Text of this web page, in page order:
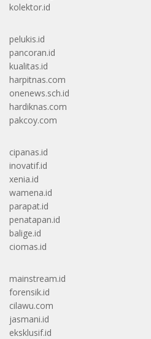
kolektor.id
pelukis.id
pancoran.id
kualitas.id
harpitnas.com
onenews.sch.id
hardiknas.com
pakcoy.com
cipanas.id
inovatif.id
xenia.id
wamena.id
parapat.id
penatapan.id
balige.id
ciomas.id
mainstream.id
forensik.id
cilawu.com
jasmani.id
eksklusif.id